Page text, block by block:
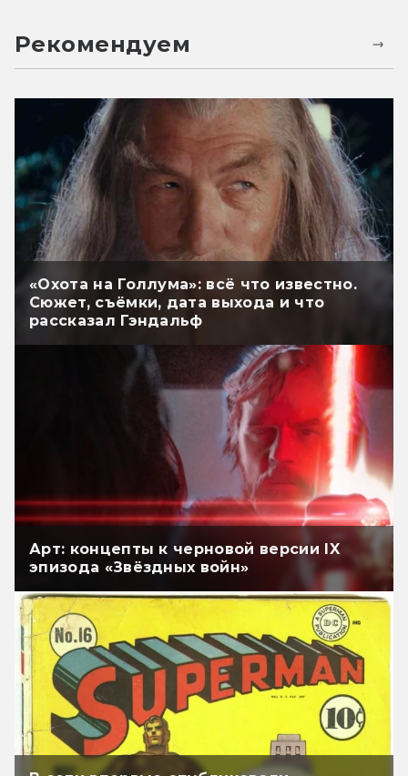
Рекомендуем
«Охота на Голлума»: всё что известно.
Сюжет, съёмки, дата выхода и что
рассказал Гэндальф
Арт: концепты к черновой версии IX
эпизода «Звёздных войн»